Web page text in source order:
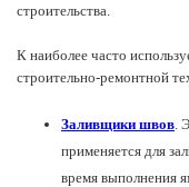
строительства.
К наиболее часто
строительно-ремонтной
Заливщики швов .
применяется для
время выполнения